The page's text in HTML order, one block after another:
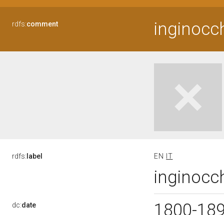
rdfs:comment
rdfs: label EN IT
dc:date 1800-